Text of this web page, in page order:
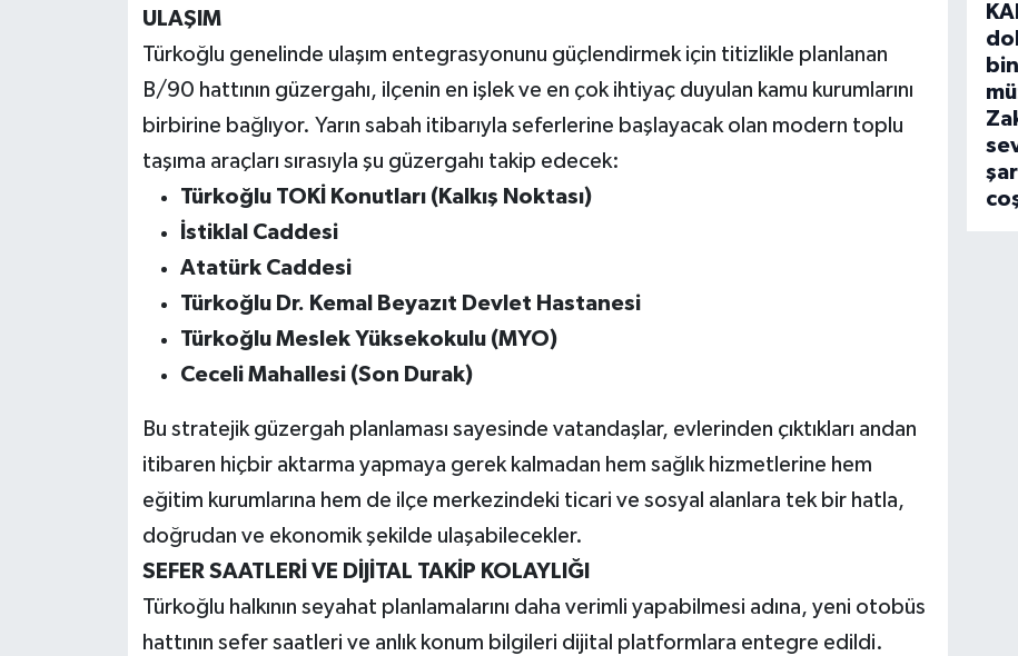
ULAŞIM
Türkoğlu genelinde ulaşım entegrasyonunu güçlendirmek için titizlikle planlanan
B/90 hattının güzergahı, ilçenin en işlek ve en çok ihtiyaç duyulan kamu kurumlarını
birbirine bağlıyor. Yarın sabah itibarıyla seferlerine başlayacak olan modern toplu
taşıma araçları sırasıyla şu güzergahı takip edecek:
Türkoğlu TOKİ Konutları (Kalkış Noktası)
İstiklal Caddesi
Atatürk Caddesi
Türkoğlu Dr. Kemal Beyazıt Devlet Hastanesi
Türkoğlu Meslek Yüksekokulu (MYO)
Ceceli Mahallesi (Son Durak)
Bu stratejik güzergah planlaması sayesinde vatandaşlar, evlerinden çıktıkları andan
itibaren hiçbir aktarma yapmaya gerek kalmadan hem sağlık hizmetlerine hem
eğitim kurumlarına hem de ilçe merkezindeki ticari ve sosyal alanlara tek bir hatla,
doğrudan ve ekonomik şekilde ulaşabilecekler.
SEFER SAATLERİ VE DİJİTAL TAKİP KOLAYLIĞI
Türkoğlu halkının seyahat planlamalarını daha verimli yapabilmesi adına, yeni otobüs
hattının sefer saatleri ve anlık konum bilgileri dijital platformlara entegre edildi.